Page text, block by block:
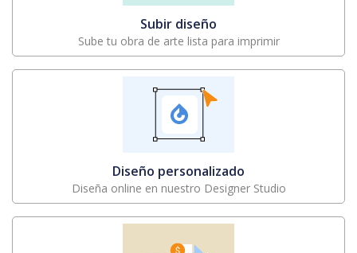
Subir diseño
Sube tu obra de arte lista para imprimir
Diseño personalizado
Diseña online en nuestro Designer Studio